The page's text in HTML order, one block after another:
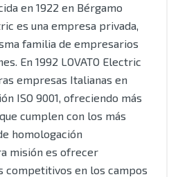
en 1922 en Bérgamo
es una empresa privada,
familia de empresarios
En 1992 LOVATO Electric
empresas Italianas en
ISO 9001, ofreciendo más
cumplen con los más
homologación
misión es ofrecer
competitivos en los campos